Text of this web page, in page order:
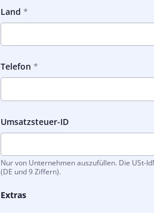
Land
Telefon
Umsatzsteuer-ID
Nur von Unternehmen auszufüllen. Die USt-
(DE und 9 Ziffern).
Extras